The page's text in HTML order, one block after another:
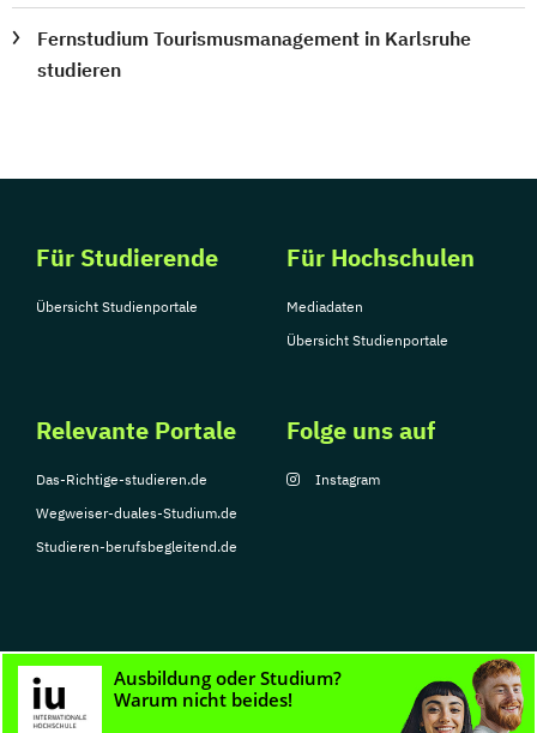
Fernstudium Tourismusmanagement in Karlsruhe
studieren
Für Studierende
Übersicht Studienportale
Für Hochschulen
Mediadaten
Übersicht Studienportale
Relevante Portale
Das-Richtige-studieren.de
Wegweiser-duales-Studium.de
Studieren-berufsbegleitend.de
Folge uns auf
Instagram
© Copyright 2026, TarGroup Media GmbH